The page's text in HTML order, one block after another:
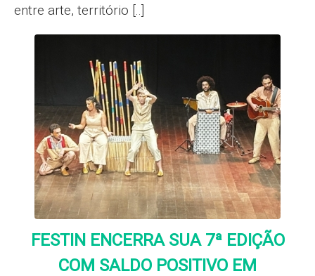
entre arte, território [..]
FESTIN ENCERRA SUA 7ª EDIÇÃO
COM SALDO POSITIVO EM